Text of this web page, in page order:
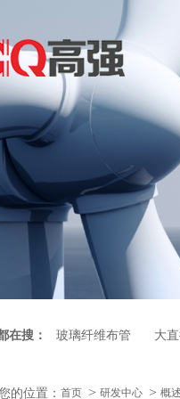
在搜： 玻璃纤维布管 大
的位置： 首页 研发中心 概述